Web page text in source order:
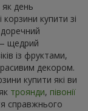
день
купити зі
щедрий
із фруктами,
декором.
купити які ви
троянди, півонії
справжнього